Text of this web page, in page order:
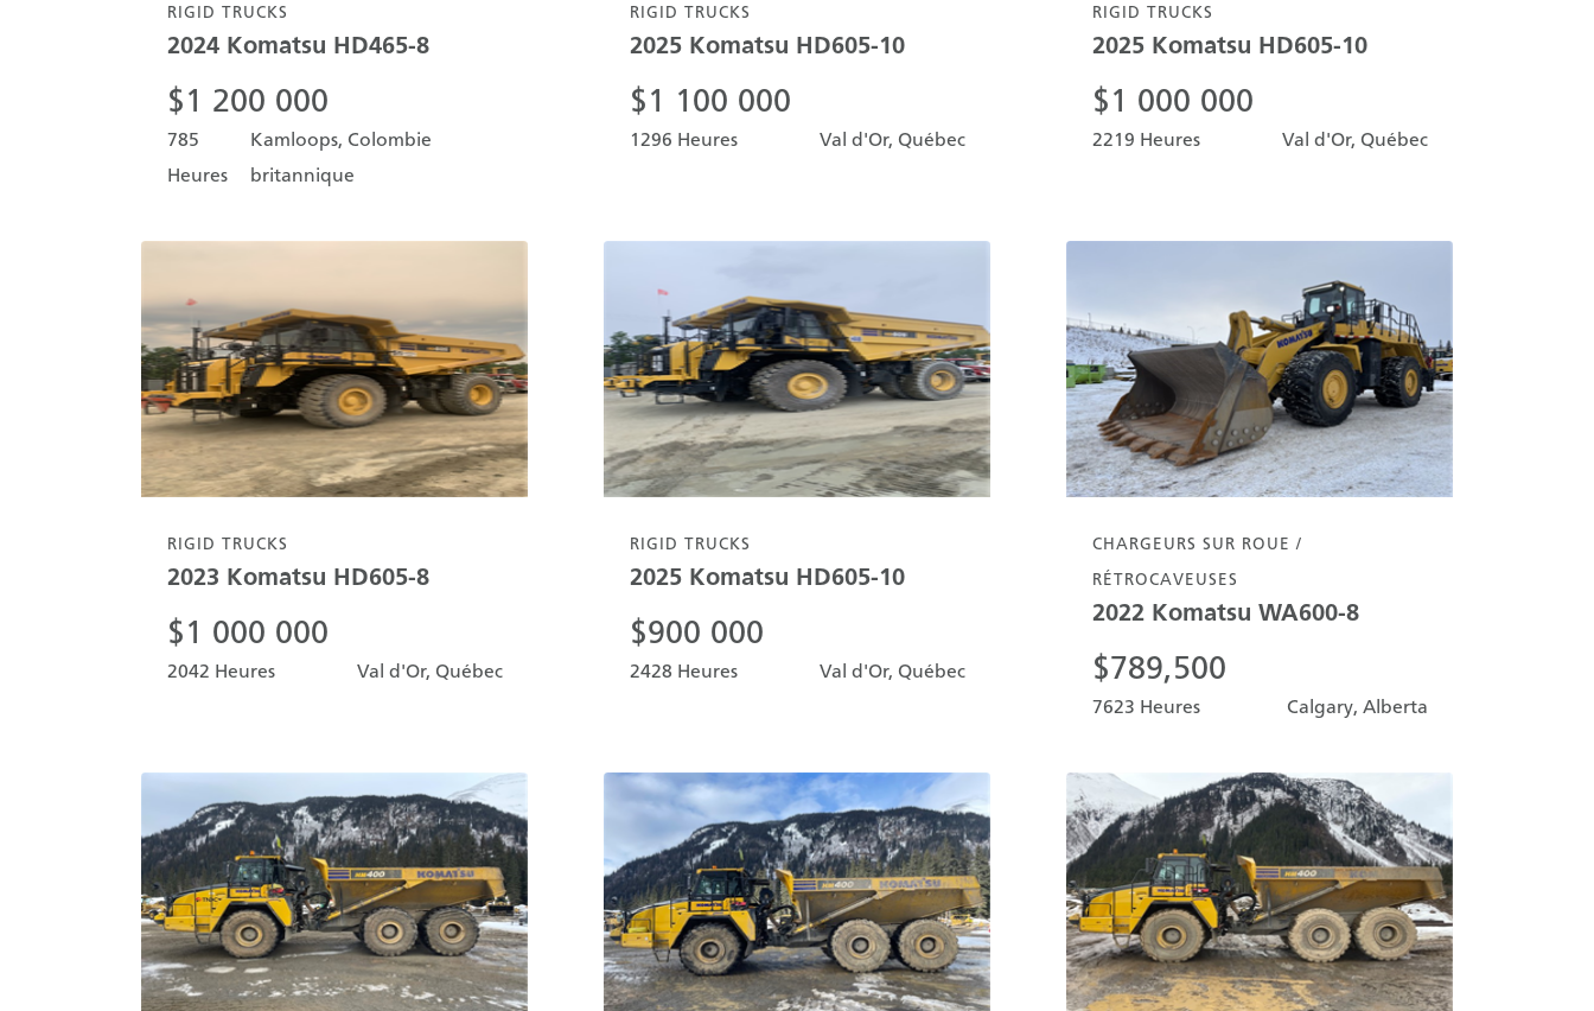
RIGID TRUCKS
2024 Komatsu HD465-8
$1 200 000
785
Heures
Kamloops, Colombie
britannique
RIGID TRUCKS
2025 Komatsu HD605-10
$1 100 000
1296 Heures Val d'Or, Québec
RIGID TRUCKS
2025 Komatsu HD605-10
$1 000 000
2219 Heures Val d'Or, Québec
RIGID TRUCKS
2023 Komatsu HD605-8
$1 000 000
2042 Heures Val d'Or, Québec
RIGID TRUCKS
2025 Komatsu HD605-10
$900 000
2428 Heures Val d'Or, Québec
CHARGEURS SUR ROUE /
RÉTROCAVEUSES
2022 Komatsu WA600-8
$789,500
7623 Heures Calgary, Alberta